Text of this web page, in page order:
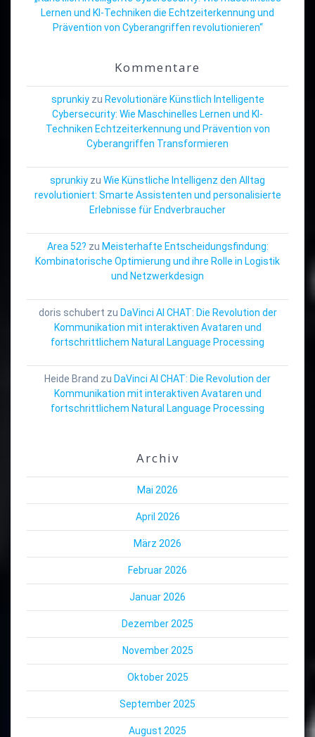
Lernen und KI-Techniken die Echtzeiterkennung und
Prävention von Cyberangriffen revolutionieren“
Kommentare
sprunkiyzu Revolutionäre Künstlich Intelligente
Cybersecurity: Wie Maschinelles Lernen und KI-
Techniken Echtzeiterkennung und Prävention von
Cyberangriffen Transformieren
sprunkiy zu Wie Künstliche Intelligenz den Alltag
revolutioniert: Smarte Assistenten und personalisierte
Erlebnisse für Endverbraucher
Area 52? zu Meisterhafte Entscheidungsfindung:
Kombinatorische Optimierung und ihre Rolle in Logistik
und Netzwerkdesign
doris schubert zu DaVinci AI CHAT: Die Revolution der
Kommunikation mit interaktiven Avataren und
fortschrittlichem Natural Language Processing
Heide Brand zu DaVinci AI CHAT: Die Revolution der
Kommunikation mit interaktiven Avataren und
fortschrittlichem Natural Language Processing
Archiv
Mai 2026
April 2026
März 2026
Februar 2026
Januar 2026
Dezember 2025
November 2025
Oktober 2025
September 2025
August 2025